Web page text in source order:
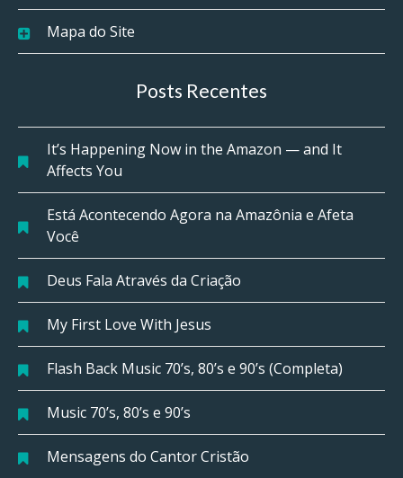
Mapa do Site
Posts Recentes
It’s Happening Now in the Amazon — and It
Affects You
Está Acontecendo Agora na Amazônia e Afeta
Você
Deus Fala Através da Criação
My First Love With Jesus
Flash Back Music 70’s, 80’s e 90’s (Completa)
Music 70’s, 80’s e 90’s
Mensagens do Cantor Cristão